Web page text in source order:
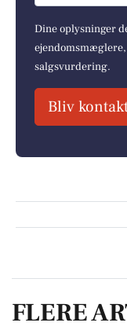
Dine oplysninger
ejendomsmæglere,
salgsvurdering.
Bliv
FLERE